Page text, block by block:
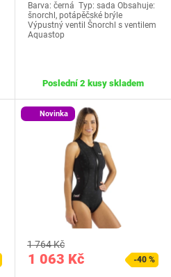
Barva: černá Typ: sada Obsahuje:
šnorchl, potápěčské brýle
Výpustný ventil Šnorchl s ventilem
Aquastop
Poslední 2 kusy skladem
Novinka
1 063 Kč
1 764 Kč
-40 %